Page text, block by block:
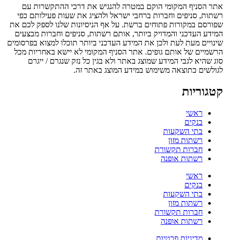
אתר הסניף המקומי הוקם במטרה להנגיש את דרכי ההתקשרות עם
רשתות, סניפים וחברות ברחבי ישראל ולהציג את שעות פעילותם כפי
שפורסם במקורות פתוחים ברשת. על אף הניסיונות שלנו לספק לכם את
המידע העדכני והמדויק ביותר, אותם רשתות, סניפים וחברות מבצעים
שינויים מעת לעת ולכן את המידע העדכני ביותר תוכלו למצוא בפרסומים
הרשמיים של אותם גופים. אתר הסניף המקומי לא יישא באחריות מכל
סוג שהיא לגבי המידע שמוצג באתר ולא בגין כל נזק שנגרם / ייגרם
לגולשים כתוצאה משימוש במידע המוצג באתר זה.
קטגוריות
ראשי
בנקים
בתי השקעות
רשתות מזון
חברות תקשורת
רשתות אופנה
ראשי
בנקים
בתי השקעות
רשתות מזון
חברות תקשורת
רשתות אופנה
מדיניות פרטיות